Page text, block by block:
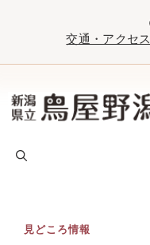
ン
へ
ス
交通・アクセス
見どころ情報